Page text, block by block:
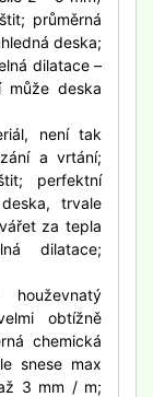
průměrná
deska;
dilatace –
deska
není tak
a vrtání;
perfektní
trvale
za tepla
dilatace;
obtížně
chemická
snese max
3 mm / m;